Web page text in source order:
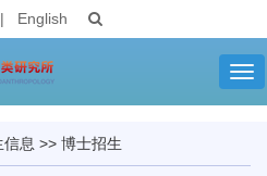
| English
信息 >> 博士招生